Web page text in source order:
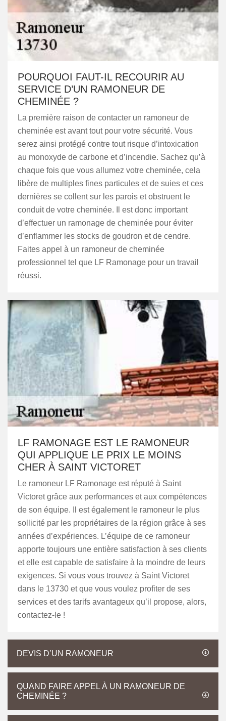
POURQUOI FAUT-IL RECOURIR AU
SERVICE D’UN RAMONEUR DE
CHEMINÉE ?
La première raison de contacter un ramoneur de
cheminée est avant tout pour votre sécurité. Vous
serez ainsi protégé contre tout risque d’intoxication
au monoxyde de carbone et d’incendie. Sachez qu’à
chaque fois que vous allumez votre cheminée, cela
libère de multiples fines particules et de suies et ces
dernières se collent sur les parois et obstruent le
conduit de votre cheminée. Il est donc important
d’effectuer un ramonage de cheminée pour éviter
d’enflammer les stocks de goudron et de cendre.
Faites appel à un ramoneur de cheminée
professionnel tel que LF Ramonage pour un travail
réussi.
LF RAMONAGE EST LE RAMONEUR
QUI APPLIQUE LE PRIX LE MOINS
CHER À SAINT VICTORET
Le ramoneur LF Ramonage est réputé à Saint
Victoret grâce aux performances et aux compétences
de son équipe. Il est également le ramoneur le plus
sollicité par les propriétaires de la région grâce à ses
années d’expériences. L’équipe de ce ramoneur
apporte toujours une entière satisfaction à ses clients
et elle est capable de satisfaire à la moindre de leurs
exigences. Si vous vous trouvez à Saint Victoret
dans le 13730 et que vous voulez profiter de ses
services et des tarifs avantageux qu’il propose, alors,
contactez-le !
DEVIS D’UN RAMONEUR
QUAND FAIRE APPEL À UN RAMONEUR DE
CHEMINÉE ?